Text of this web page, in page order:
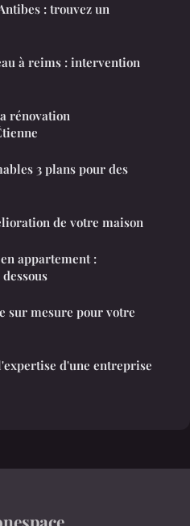
: trouvez un
à reims : intervention
rénovation
3 plans pour des
de votre maison
appartement :
sur mesure pour votre
d'une entreprise